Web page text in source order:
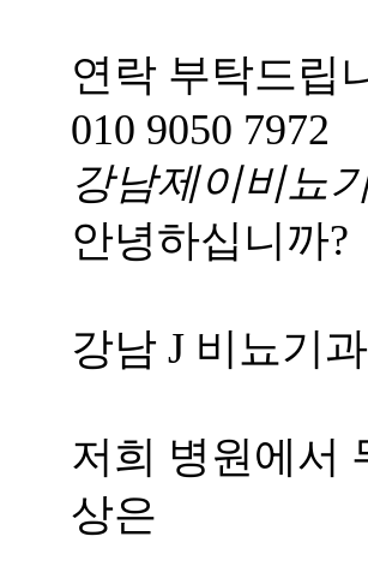
연락 부탁드립
010 9050 7972
강남제이비뇨
안녕하십니까?
강남 J 비뇨기
저희 병원에서
상은